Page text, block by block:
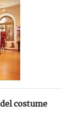
costume